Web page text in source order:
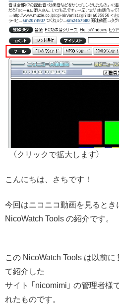
（クリックで拡大します）
こんにちは、さちです！
今回はニコニコ動画を見るとき
NicoWatch Tools の紹介です。
この NicoWatch Tools は以前
て紹介した
サイト 「nicomimi」 の管理者
れたものです。